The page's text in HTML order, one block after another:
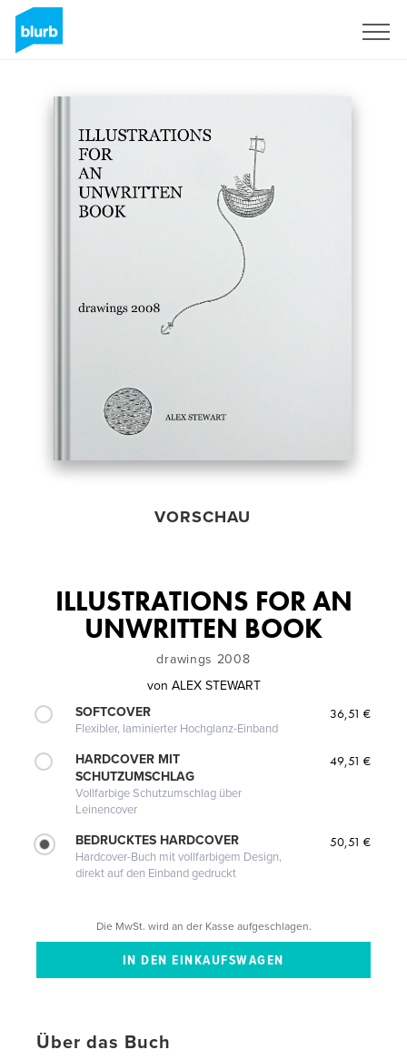
VORSCHAU
ILLUSTRATIONS FOR AN
UNWRITTEN BOOK
drawings 2008
von ALEX STEWART
SOFTCOVER
Flexibler, laminierter Hochglanz-Einband
36,51 €
HARDCOVER MIT
SCHUTZUMSCHLAG
Vollfarbige Schutzumschlag über
Leinencover
49,51 €
BEDRUCKTES HARDCOVER
Hardcover-Buch mit vollfarbigem Design,
direkt auf den Einband gedruckt
50,51 €
Die MwSt. wird an der Kasse aufgeschlagen.
Über das Buch